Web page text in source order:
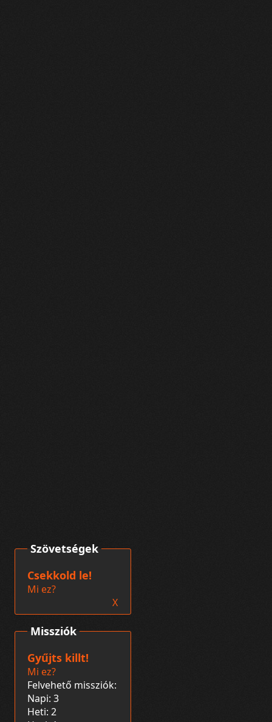
Missziók
Gyűjts killt!
Mi ez?
Felvehető missziók:
Napi: 3
Heti: 2
Szövetségek
Csekkold le!
Mi ez?
X